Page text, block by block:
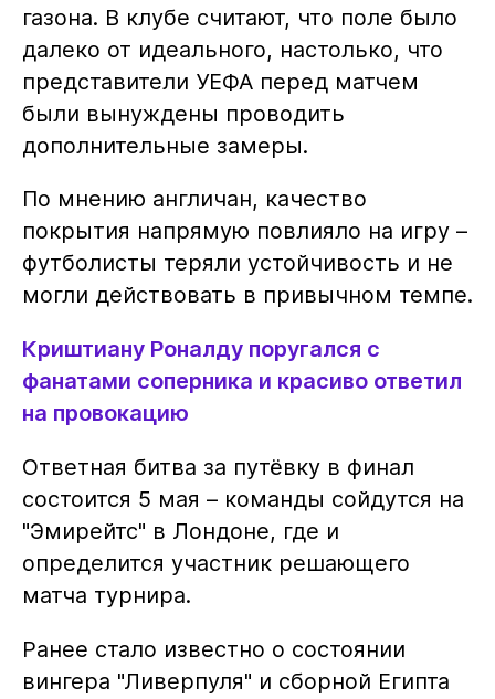
газона. В клубе считают, что поле было
далеко от идеального, настолько, что
представители УЕФА перед матчем
были вынуждены проводить
дополнительные замеры.
По мнению англичан, качество
покрытия напрямую повлияло на игру –
футболисты теряли устойчивость и не
могли действовать в привычном темпе.
Криштиану Роналду поругался с
фанатами соперника и красиво ответил
на провокацию
Ответная битва за путёвку в финал
состоится 5 мая – команды сойдутся на
"Эмирейтс" в Лондоне, где и
определится участник решающего
матча турнира.
Ранее стало известно о состоянии
вингера "Ливерпуля" и сборной Египта